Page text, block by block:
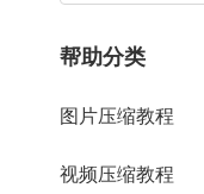
帮助分类
图片压缩教程
视频压缩教程